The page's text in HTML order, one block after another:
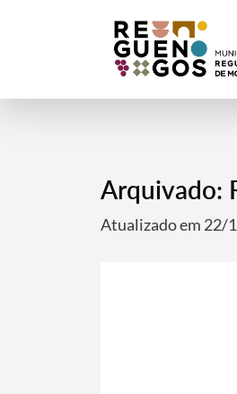
Arquivado:
Atualizado em 22/